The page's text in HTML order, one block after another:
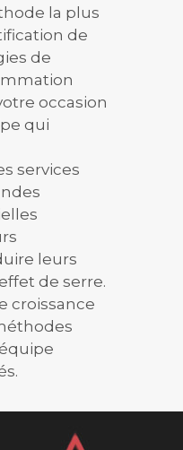
la plus
de
de
occasion
qui
services
leurs
de serre.
croissance